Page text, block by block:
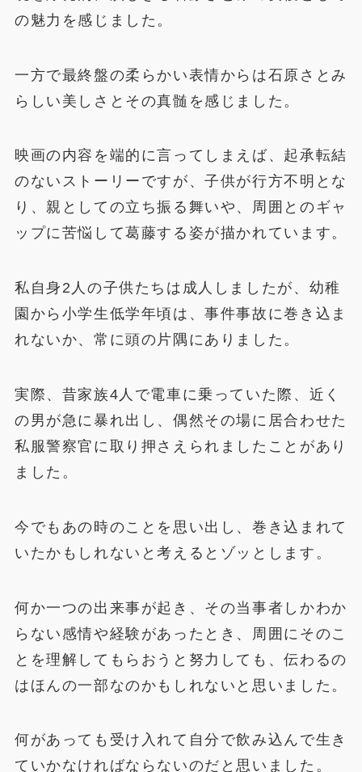
の魅力を感じました。
一方で最終盤の柔らかい表情からは石原さとみ
らしい美しさとその真髄を感じました。
映画の内容を端的に言ってしまえば、起承転結
のないストーリーですが、子供が行方不明とな
り、親としての立ち振る舞いや、周囲とのギャ
ップに苦悩して葛藤する姿が描かれています。
私自身2人の子供たちは成人しましたが、幼稚
園から小学生低学年頃は、事件事故に巻き込ま
れないか、常に頭の片隅にありました。
実際、昔家族4人で電車に乗っていた際、近く
の男が急に暴れ出し、偶然その場に居合わせた
私服警察官に取り押さえられましたことがあり
ました。
今でもあの時のことを思い出し、巻き込まれて
いたかもしれないと考えるとゾッとします。
何か一つの出来事が起き、その当事者しかわか
らない感情や経験があったとき、周囲にそのこ
とを理解してもらおうと努力しても、伝わるの
はほんの一部なのかもしれないと思いました。
何があっても受け入れて自分で飲み込んで生き
ていかなければならないのだと思いました。